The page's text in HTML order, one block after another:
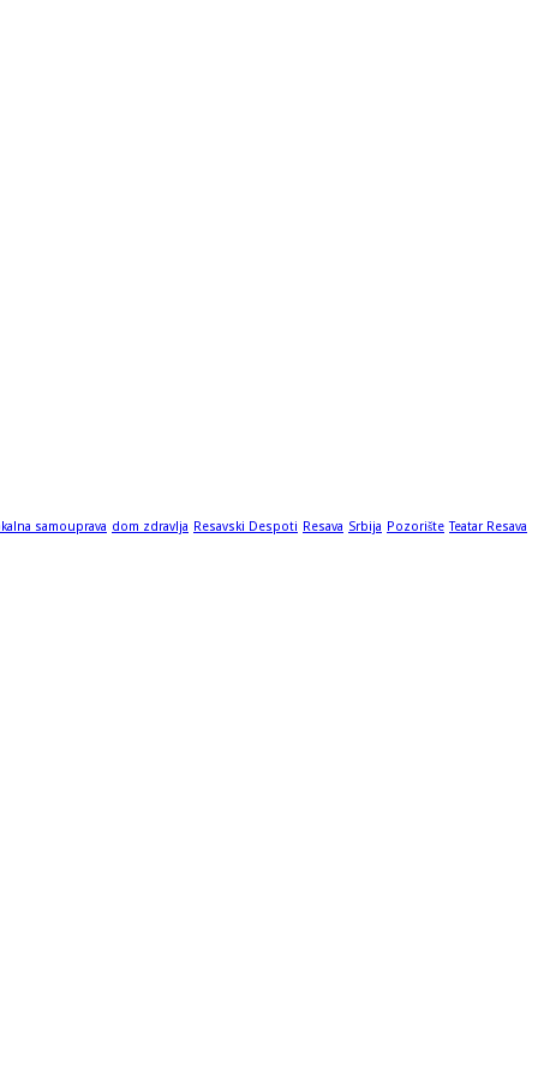
samouprava dom zdravlja Resavski Despoti Resava Srbija Pozorište Teatar Resava